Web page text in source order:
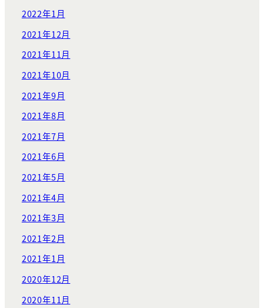
2022年1月
2021年12月
2021年11月
2021年10月
2021年9月
2021年8月
2021年7月
2021年6月
2021年5月
2021年4月
2021年3月
2021年2月
2021年1月
2020年12月
2020年11月